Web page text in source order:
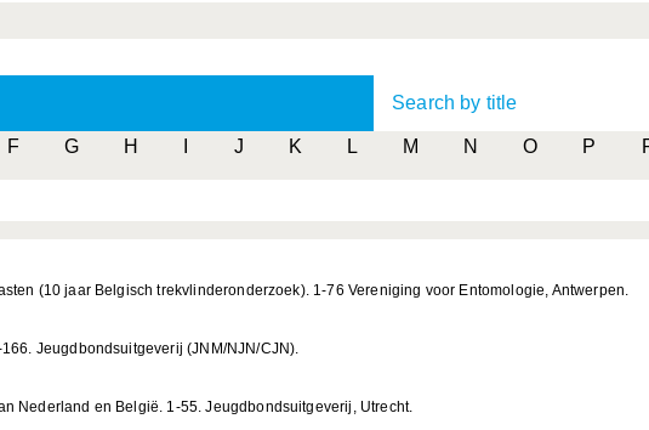
Search by title
F G H J K L M N O P
(10 jaar Belgisch trekvlinderonderzoek). 1-76 Vereniging voor Entomologie, Antwerpen.
Jeugdbondsuitgeverij (JNM/NJN/CJN).
Nederland en België. 1-55. Jeugdbondsuitgeverij, Utrecht.